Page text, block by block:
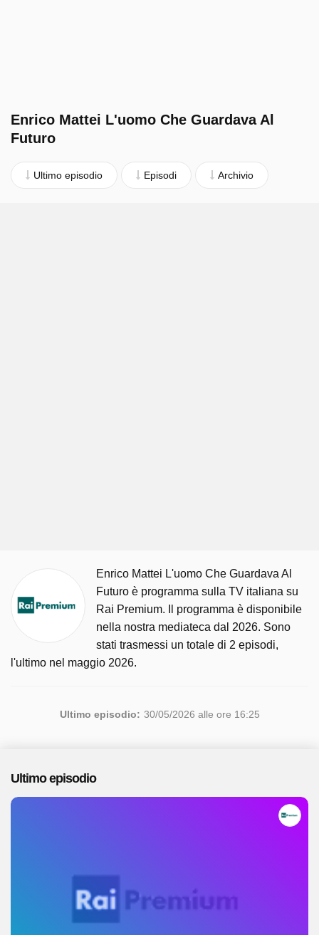
Enrico Mattei L'uomo Che Guardava Al
Futuro
Ultimo episodio Episodi Archivio
Enrico Mattei L'uomo Che Guardava Al
Futuro è programma sulla TV italiana su
Rai Premium. Il programma è disponibile
nella nostra mediateca dal 2026. Sono
stati trasmessi un totale di 2 episodi,
l'ultimo nel maggio 2026.
Ultimo episodio: 30/05/2026 alle ore 16:25
Ultimo episodio